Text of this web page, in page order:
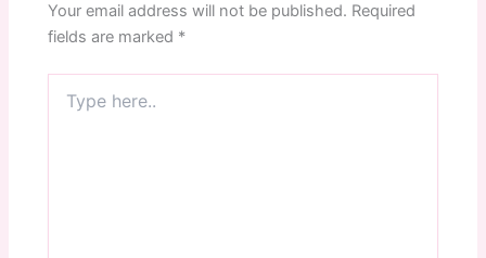
Your email address will not be published. Required
fields are marked *
here..